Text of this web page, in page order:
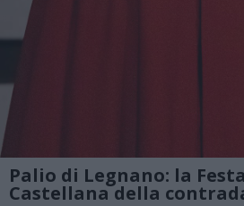
Palio di Legnano: la
Castellana della